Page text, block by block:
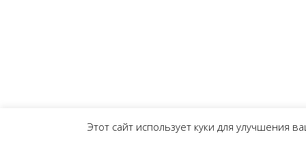
Этот сайт использует куки для улучшения